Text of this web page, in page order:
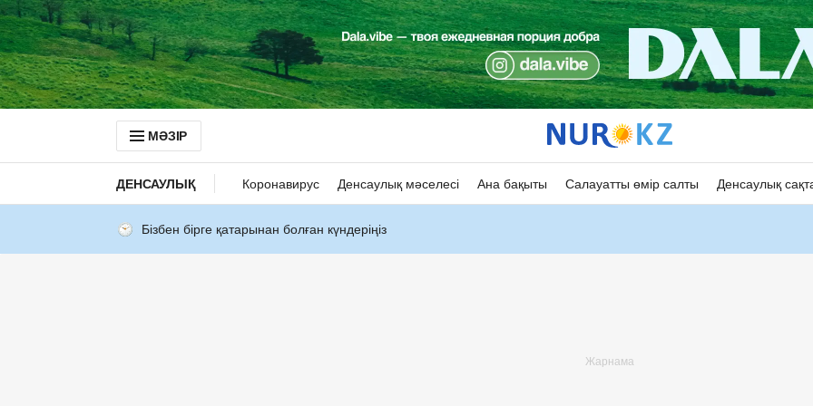
МӘЗІР
ДЕНСАУЛЫҚ Коронавирус Денсаулық мәселесі Ана бақыты Салауатты өмір салты Денсаулық
Бізбен бірге қатарынан болған күндеріңіз